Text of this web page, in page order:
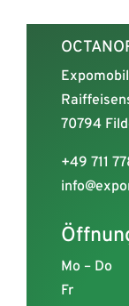
70794
+49 711
Mo – Do
Fr